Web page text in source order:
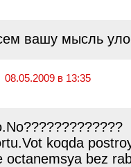
вашу мысль
08.05.2009 в 13:35
koqda
octanemsya bez